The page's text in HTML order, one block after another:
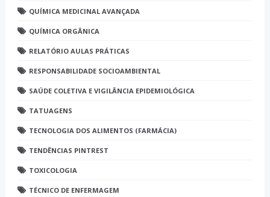
QUÍMICA MEDICINAL AVANÇADA
QUÍMICA ORGÂNICA
RELATÓRIO AULAS PRÁTICAS
RESPONSABILIDADE SOCIOAMBIENTAL
SAÚDE COLETIVA E VIGILÂNCIA EPIDEMIOLÓGICA
TATUAGENS
TECNOLOGIA DOS ALIMENTOS (FARMÁCIA)
TENDÊNCIAS PINTREST
TOXICOLOGIA
TÉCNICO DE ENFERMAGEM